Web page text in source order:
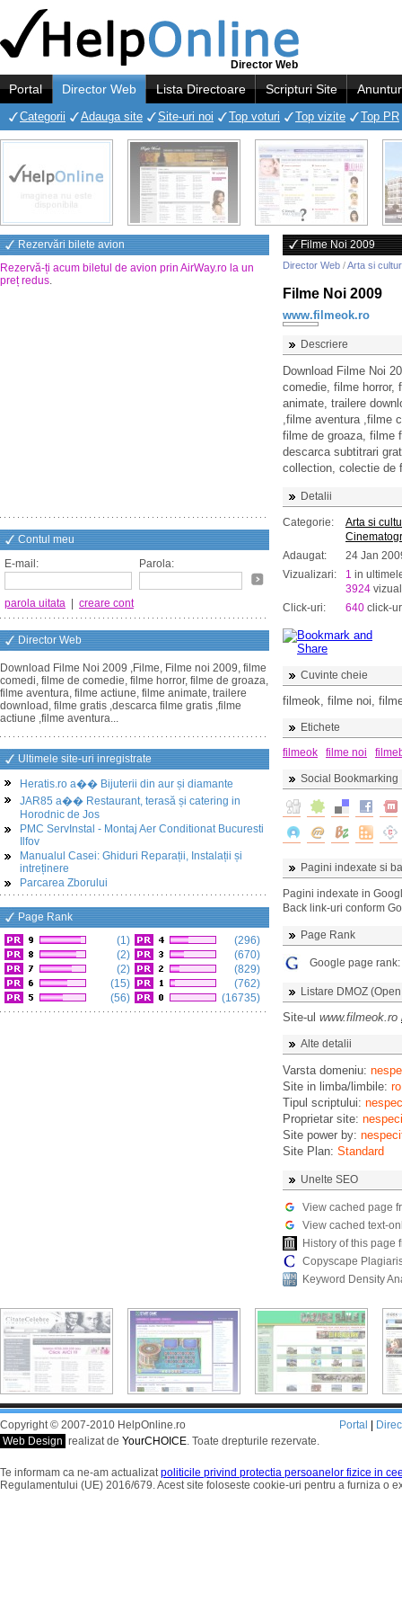
Director Web
Portal Director Web Lista Directoare Scripturi Site
Categorii Adauga site Site-uri noi Top voturi Top vizite Top PR
Rezervări bilete avion
Rezervă-ți acum biletul de avion prin AirWay.ro la un
preț redus.
Contul meu
E-mail:
Parola:
parola uitata creare cont
Director Web
Download Filme Noi 2009 ,Filme, Filme noi 2009, filme
comedi, filme de comedie, filme horror, filme de groaza,
filme aventura, filme actiune, filme animate, trailere
download, filme gratis ,descarca filme gratis ,filme
actiune ,filme aventura...
Ultimele site-uri inregistrate
Heratis.ro a�� Bijuterii din aur și diamante
JAR85 a�� Restaurant, terasă și catering in
Horodnic de Jos
PMC ServInstal - Montaj Aer Conditionat Bucuresti
Ilfov
Manualul Casei: Ghiduri Reparații, Instalații și
intreținere
Parcarea Zborului
Page Rank
(1)
(2)
(2)
(15)
(56)
(296)
(670)
(829)
(762)
(16735)
Filme Noi 2009
Director Web /Arta si
Filme Noi 2009
www.filmeok.ro
Descriere
Download Filme Noi
comedie, filme horror,
animate, trailere
,filme aventura ,filme
filme de groaza, filme
descarca subtitrari
collection, colectie de
Detalii
Categorie:
Arta si
Adaugat:
24 Jan
Vizualizari:
1 in
3924
Click-uri:
640 click-
Cuvinte cheie
filmeok, filme noi,
Etichete
filmeok
filme noi
Social Bookmarking
Pagini indexate si
Pagini indexate in
Back link-uri conform
Page Rank
Google page rank:
Listare DMOZ
Site-ul www.filmeok.ro
Alte detalii
Varsta domeniu:
Site in limba/limbile: ro
Tipul scriptului:
Proprietar site:
Site power by:
Site Plan: Standard
Unelte SEO
View cached page
View cached text-
History of this page
Copyscape
Keyword Density
Copyright © 2007-2010 HelpOnline.ro
Web Design realizat de YourCHOICE. Toate drepturile rezervate.
Portal
Te informam ca ne-am actualizatpoliticile privind protectia persoanelor fizice in
Regulamentului (UE) 2016/679. Acest site foloseste cookie-uri pentru a furniza o